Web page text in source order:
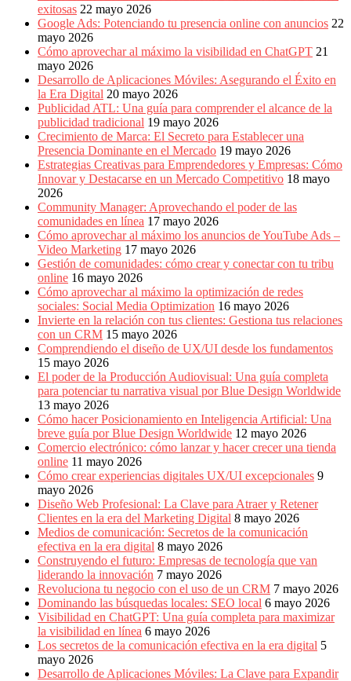
exitosas 22 mayo 2026
Google Ads: Potenciando tu presencia online con anuncios 22
mayo 2026
Cómo aprovechar al máximo la visibilidad en ChatGPT 21
mayo 2026
Desarrollo de Aplicaciones Móviles: Asegurando el Éxito en
la Era Digital 20 mayo 2026
Publicidad ATL: Una guía para comprender el alcance de la
publicidad tradicional 19 mayo 2026
Crecimiento de Marca: El Secreto para Establecer una
Presencia Dominante en el Mercado 19 mayo 2026
Estrategias Creativas para Emprendedores y Empresas: Cómo
Innovar y Destacarse en un Mercado Competitivo 18 mayo
2026
Community Manager: Aprovechando el poder de las
comunidades en línea 17 mayo 2026
Cómo aprovechar al máximo los anuncios de YouTube Ads –
Video Marketing 17 mayo 2026
Gestión de comunidades: cómo crear y conectar con tu tribu
online 16 mayo 2026
Cómo aprovechar al máximo la optimización de redes
sociales: Social Media Optimization 16 mayo 2026
Invierte en la relación con tus clientes: Gestiona tus relaciones
con un CRM 15 mayo 2026
Comprendiendo el diseño de UX/UI desde los fundamentos
15 mayo 2026
El poder de la Producción Audiovisual: Una guía completa
para potenciar tu narrativa visual por Blue Design Worldwide
13 mayo 2026
Cómo hacer Posicionamiento en Inteligencia Artificial: Una
breve guía por Blue Design Worldwide 12 mayo 2026
Comercio electrónico: cómo lanzar y hacer crecer una tienda
online 11 mayo 2026
Cómo crear experiencias digitales UX/UI excepcionales 9
mayo 2026
Diseño Web Profesional: La Clave para Atraer y Retener
Clientes en la era del Marketing Digital 8 mayo 2026
Medios de comunicación: Secretos de la comunicación
efectiva en la era digital 8 mayo 2026
Construyendo el futuro: Empresas de tecnología que van
liderando la innovación 7 mayo 2026
Revoluciona tu negocio con el uso de un CRM 7 mayo 2026
Dominando las búsquedas locales: SEO local 6 mayo 2026
Visibilidad en ChatGPT: Una guía completa para maximizar
la visibilidad en línea 6 mayo 2026
Los secretos de la comunicación efectiva en la era digital 5
mayo 2026
Desarrollo de Aplicaciones Móviles: La Clave para Expandir